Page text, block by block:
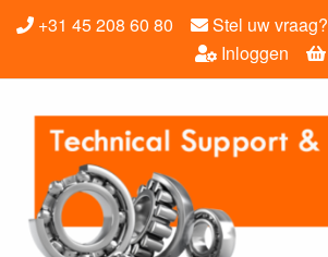
+31 45 208 60 80
Stel uw vraag?
Inloggen